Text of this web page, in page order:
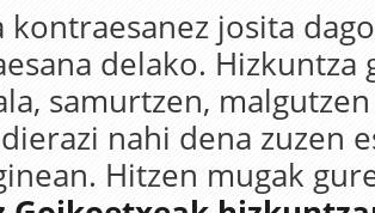
kontraesanez josita
delako. Hizkuntza
samurtzen,
nahi dena zuzen
Hitzen mugak